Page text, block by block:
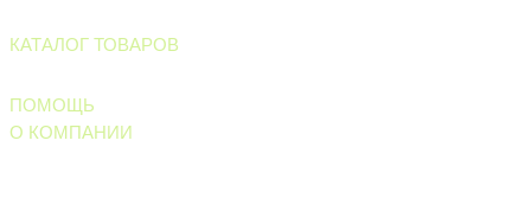
КАТАЛОГ ТОВАРОВ
ПОМОЩЬ
О КОМПАНИИ